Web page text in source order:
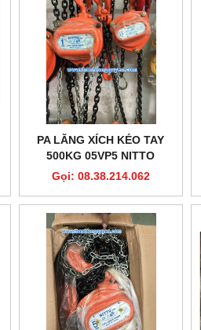
PA LĂNG XÍCH KÉO TAY
500KG 05VP5 NITTO
Gọi: 08.38.214.062